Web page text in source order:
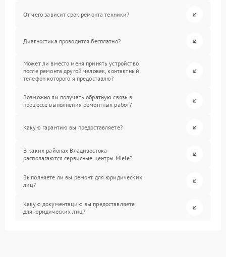
От чего зависит срок ремонта техники?
Диагностика проводится бесплатно?
Может ли вместо меня принять устройство
после ремонта другой человек, контактный
телефон которого я предоставлю?
Возможно ли получать обратную связь в
процессе выполнения ремонтных работ?
Какую гарантию вы предоставляете?
В каких районах Владивостока
располагаются сервисные центры Miele?
Выполняете ли вы ремонт для юридических
лиц?
Какую документацию вы предоставляете
для юридических лиц?